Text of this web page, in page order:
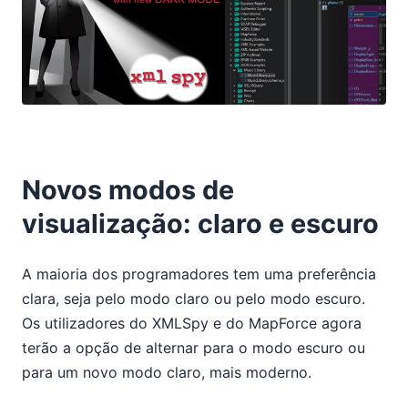
Novos modos de
visualização: claro e escuro
A maioria dos programadores tem uma preferência
clara, seja pelo modo claro ou pelo modo escuro.
Os utilizadores do XMLSpy e do MapForce agora
terão a opção de alternar para o modo escuro ou
para um novo modo claro, mais moderno.